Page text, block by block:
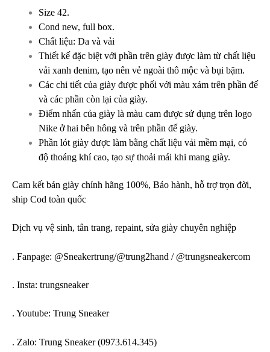
Size 42.
Cond new, full box.
Chất liệu: Da và vải
Thiết kế đặc biệt với phần trên giày được làm từ chất liệu
vải xanh denim, tạo nên vẻ ngoài thô mộc và bụi bặm.
Các chi tiết của giày được phối với màu xám trên phần đế
và các phần còn lại của giày.
Điểm nhấn của giày là màu cam được sử dụng trên logo
Nike ở hai bên hông và trên phần đế giày.
Phần lót giày được làm bằng chất liệu vải mềm mại, có
độ thoáng khí cao, tạo sự thoải mái khi mang giày.
Cam kết bán giày chính hãng 100%, Bảo hành, hỗ trợ trọn đời,
ship Cod toàn quốc
Dịch vụ vệ sinh, tân trang, repaint, sửa giày chuyên nghiệp
. Fanpage: @Sneakertrung/@trung2hand / @trungsneakercom
. Insta: trungsneaker
. Youtube: Trung Sneaker
. Zalo: Trung Sneaker (0973.614.345)